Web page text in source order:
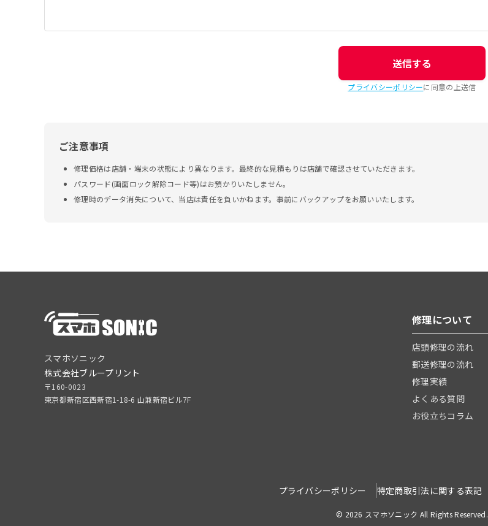
送信する
プライバシーポリシーに同意の上送信
ご注意事項
修理価格は店舗・端末の状態により異なります。最終的な見積もりは店舗で確認させていただきます。
パスワード(画面ロック解除コード等)はお預かりいたしません。
修理時のデータ消失について、当店は責任を負いかねます。事前にバックアップをお願いいたします。
スマホソニック
株式会社ブループリント
〒160-0023
東京都新宿区西新宿1-18-6 山兼新宿ビル7F
修理について
店頭修理の流れ
郵送修理の流れ
修理実績
よくある質問
お役立ちコラム
プライバシーポリシー 特定商取引法に関する表記
© 2026 スマホソニック All Rights Reserved.